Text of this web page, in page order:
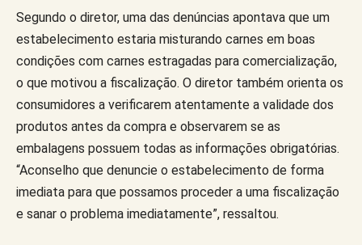
Segundo o diretor, uma das denúncias apontava que um
estabelecimento estaria misturando carnes em boas
condições com carnes estragadas para comercialização,
o que motivou a fiscalização. O diretor também orienta os
consumidores a verificarem atentamente a validade dos
produtos antes da compra e observarem se as
embalagens possuem todas as informações obrigatórias.
“Aconselho que denuncie o estabelecimento de forma
imediata para que possamos proceder a uma fiscalização
e sanar o problema imediatamente”, ressaltou.